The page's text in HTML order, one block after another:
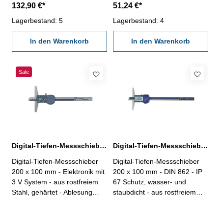
und Null/ON/OFF-Taste -
Ablesung 0,01 mm / 0,0005",
umschaltbar - Genauigkeit
0,03 mm - Brückenlänge 100
mm - im Behältnis/Kasten -
Messbereich 0-200 mm
132,90 €*
Lagerbestand: 5
In den Warenkorb
- Genauigkeit DIN 862 - mit
Metallgehäuse - mit Ein/Aus-,
Null-, Unit- und Hold-Taste -
mit RS 232C-Schnittstelle,
Datenausgang RB 5 - im
51,24 €*
Lagerbestand: 4
In den Warenkorb
Sale
Digital-Tiefen-Messschieber 200 x 100 mm DIN 862
Digital-Tiefen-Messschieber
200 x 100 mm - Elektronik mit
3 V System - aus rostfreiem
Stahl, gehärtet - Ablesung
Digital-Tiefen-Messschieber 200 x 100 mm IP 67 DIN 862
Digital-Tiefen-Messschieber
200 x 100 mm - DIN 862 - IP
67 Schutz, wasser- und
staubdicht - aus rostfreiem